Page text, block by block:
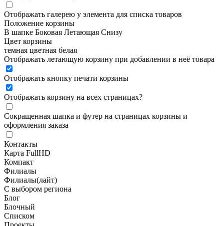
Отображать галерею у элемента для списка товаров
Положение корзины
В шапке Боковая Летающая Снизу
Цвет корзины
темная цветная белая
Отображать летающую корзину при добавлении в неё товара
Отображать кнопку печати корзины
Отображать корзину на всех страницах?
Сокращенная шапка и футер на страницах корзины и
оформления заказа
Контакты
Карта FullHD
Компакт
Филиалы
Филиалы(лайт)
С выбором региона
Блог
Блочный
Списком